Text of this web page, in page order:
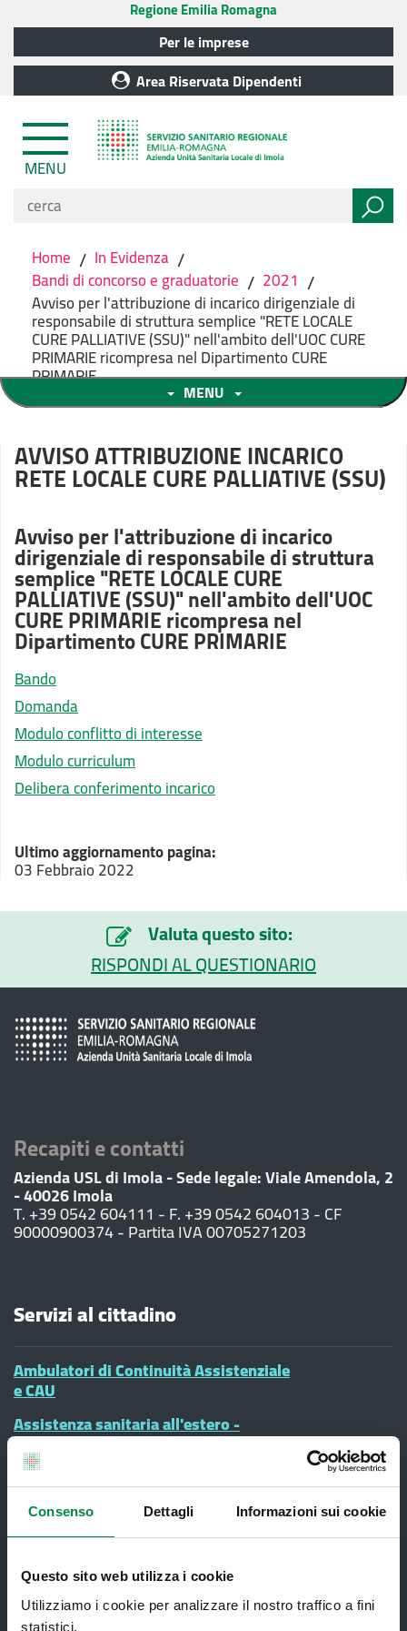
Consenso Dettagli Informazioni sui cookie
Questo sito web utilizza i cookie
Utilizziamo i cookie per analizzare il nostro traffico a fini
statistici.
Regione Emilia Romagna
Per le imprese
Area Riservata Dipendenti
MENU
Home / In Evidenza /
Bandi di concorso e graduatorie / 2021 /
Avviso per l'attribuzione di incarico dirigenziale di
responsabile di struttura semplice "RETE LOCALE
CURE PALLIATIVE (SSU)" nell'ambito dell'UOC CURE
PRIMARIE ricompresa nel Dipartimento CURE
PRIMARIE
MENU
AVVISO ATTRIBUZIONE INCARICO
RETE LOCALE CURE PALLIATIVE (SSU)
Avviso per l'attribuzione di incarico
dirigenziale di responsabile di struttura
semplice "RETE LOCALE CURE
PALLIATIVE (SSU)" nell'ambito dell'UOC
CURE PRIMARIE ricompresa nel
Dipartimento CURE PRIMARIE
Bando
Domanda
Modulo conflitto di interesse
Modulo curriculum
Delibera conferimento incarico
Ultimo aggiornamento pagina:
03 Febbraio 2022
Valuta questo sito:
RISPONDI AL QUESTIONARIO
Recapiti e contatti
Azienda USL di Imola - Sede legale: Viale Amendola, 2
- 40026 Imola
T. +39 0542 604111 - F. +39 0542 604013 - CF
90000900374 - Partita IVA 00705271203
Servizi al cittadino
Ambulatori di Continuità Assistenziale
e CAU
Assistenza sanitaria all'estero -
Assistenza sanitaria transfrontaliera
Consultorio Familiare
Direzione Assistenza Farmaceutica
Finanziamenti
Lauree Professioni Sanitarie
Medici e Pediatri di Famiglia